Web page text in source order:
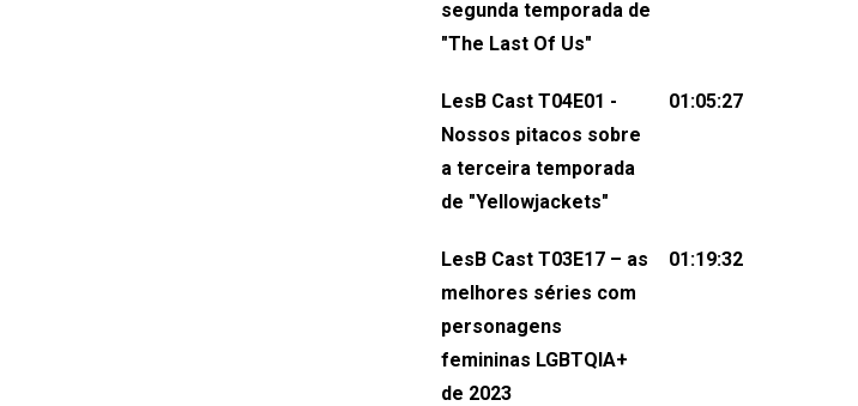
não esqueça de visitar nosso site e
sociais:Twitter: ⁠⁠⁠⁠@lesbout_br⁠⁠⁠⁠ Instagram:
do LesB Cast:Apresentação de
Karolen Passos
(⁠⁠⁠⁠⁠⁠@KarolenPassos⁠⁠⁠⁠⁠⁠)Participação de
Pollyelly FlorêncioEdição de Naiady
Machado
segunda temporada de
"The Last Of Us"
LesB Cast T04E01 -
Nossos pitacos sobre
a terceira temporada
de "Yellowjackets"
01:05:27
LesB Cast T03E17 – as
melhores séries com
personagens
femininas LGBTQIA+
de 2023
01:19:32